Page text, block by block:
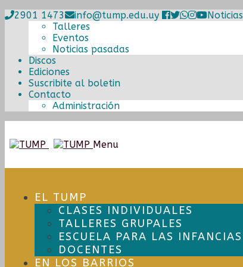
2901 1473 info@tump.edu.uy
Noticias
Talleres
Eventos
Noticias pasadas
Discos
Ediciones
Suscribite al boletin
Contacto
Administración
Ir
la
Ir
contenido
Menu
EL TUMP
CLASES INDIVIDUALES
TALLERES GRUPALES
ESCUELA PARA LAS INFANCIAS
DOCENTES
EN LOS BARRIOS